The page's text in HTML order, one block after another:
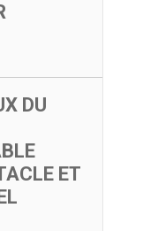
DU
ET